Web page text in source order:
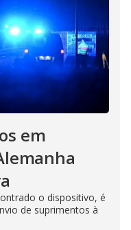
em
o dispositivo, é
de suprimentos à